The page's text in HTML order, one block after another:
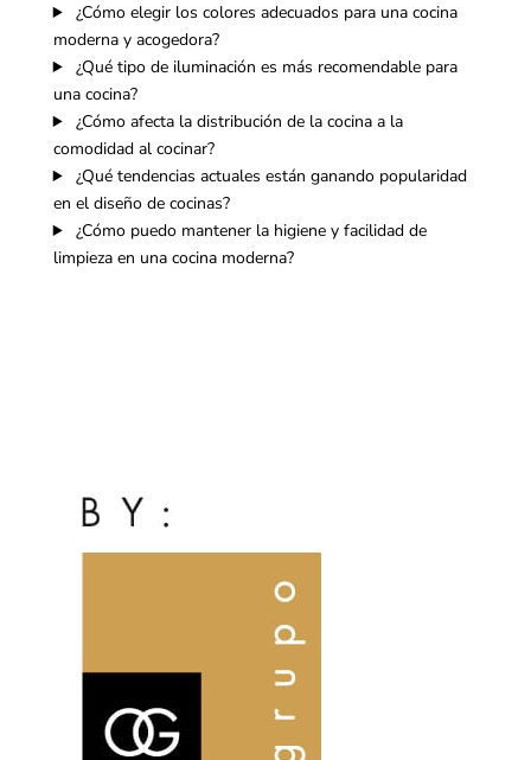
¿Cómo elegir los colores adecuados para una cocina
moderna y acogedora?
¿Qué tipo de iluminación es más recomendable para
una cocina?
¿Cómo afecta la distribución de la cocina a la
comodidad al cocinar?
¿Qué tendencias actuales están ganando popularidad
en el diseño de cocinas?
¿Cómo puedo mantener la higiene y facilidad de
limpieza en una cocina moderna?